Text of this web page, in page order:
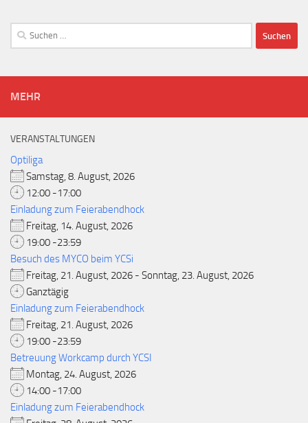
Suchen
nach:
MEHR
VERANSTALTUNGEN
Optiliga
Samstag, 8. August, 2026
12:00 -17:00
Einladung zum Feierabendhock
Freitag, 14. August, 2026
19:00 -23:59
Besuch des MYCO beim YCSi
Freitag, 21. August, 2026 - Sonntag, 23. August, 2026
Ganztägig
Einladung zum Feierabendhock
Freitag, 21. August, 2026
19:00 -23:59
Betreuung Workcamp durch YCSI
Montag, 24. August, 2026
14:00 -17:00
Einladung zum Feierabendhock